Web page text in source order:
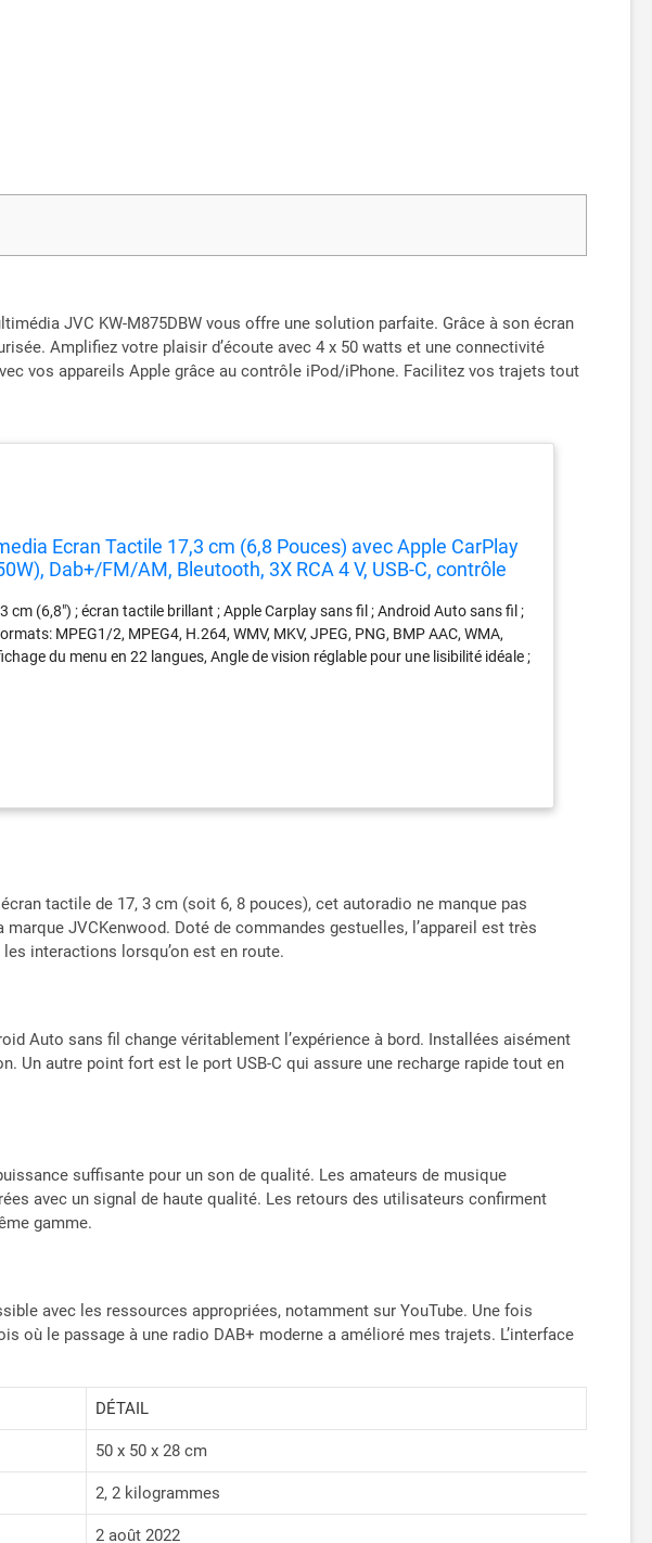
JVC KW-M875DBW vous offre une solution parfaite. Grâce à son écran
Amplifiez votre plaisir d’écoute avec 4 x 50 watts et une connectivité
vos appareils Apple grâce au contrôle iPod/iPhone. Facilitez vos trajets tout
Ecran Tactile 17,3 cm (6,8 Pouces) avec Apple CarPlay
Dab+/FM/AM, Bleutooth, 3X RCA 4 V, USB-C, contrôle
cm (6,8") ; écran tactile brillant ; Apple Carplay sans fil ; Android Auto sans fil ;
MPEG1/2, MPEG4, H.264, WMV, MKV, JPEG, PNG, BMP AAC, WMA,
du menu en 22 langues, Angle de vision réglable pour une lisibilité idéale ;
numérique, 3 pré-sorties (4 V) ; port USB-C arrière avec fonction de charge
Bluetooth mains libres (HFP 1.7) et audio (A2DP avec AVRCP 1.6) ;
Android/iOS ; microphone filaire inclus ; appairage automatique («
application ; faible profondeur d'installation de seulement 85 mm ; Audio
ISO, microphone mains libres, lunette, vis, antenne GPS, outil de
tactile de 17, 3 cm (soit 6, 8 pouces), cet autoradio ne manque pas
JVCKenwood. Doté de commandes gestuelles, l’appareil est très
interactions lorsqu’on est en route.
Auto sans fil change véritablement l’expérience à bord. Installées aisément
autre point fort est le port USB-C qui assure une recharge rapide tout en
suffisante pour un son de qualité. Les amateurs de musique
avec un signal de haute qualité. Les retours des utilisateurs confirment
gamme.
avec les ressources appropriées, notamment sur YouTube. Une fois
où le passage à une radio DAB+ moderne a amélioré mes trajets. L’interface
DÉTAIL
50 x 50 x 28 cm
2, 2 kilogrammes
2 août 2022